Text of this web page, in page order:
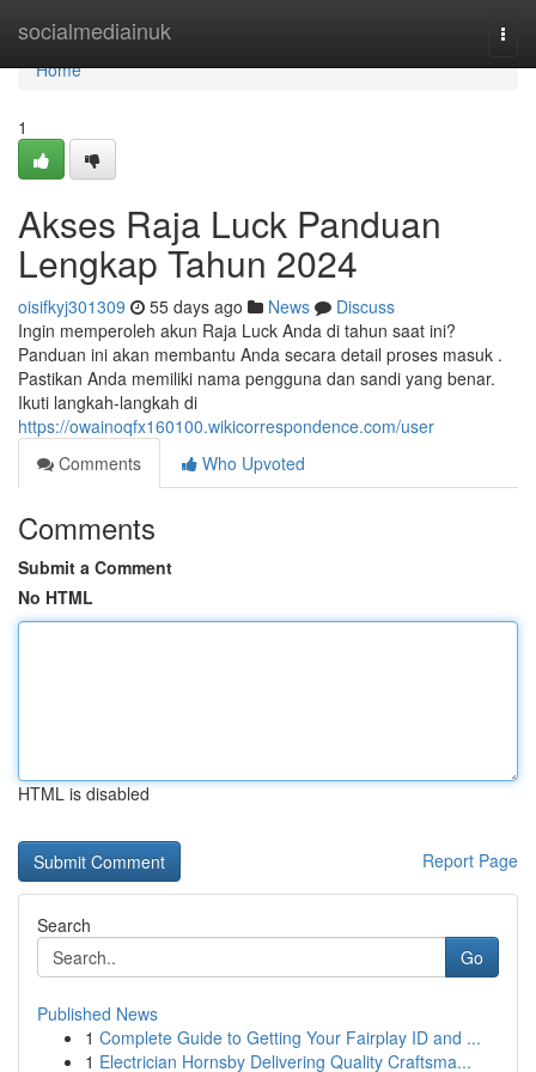
socialmediainuk
Home
Home
1
Akses Raja Luck Panduan
Lengkap Tahun 2024
oisifkyj301309 55 days ago News
Discuss
Ingin memperoleh akun Raja Luck Anda di tahun saat ini?
Panduan ini akan membantu Anda secara detail proses masuk .
Pastikan Anda memiliki nama pengguna dan sandi yang benar.
Ikuti langkah-langkah di
https://owainoqfx160100.wikicorrespondence.com/user
Comments
Who Upvoted
Comments
Submit a Comment
No HTML
HTML is disabled
Report Page
Search
Go
Published News
1 Complete Guide to Getting Your Fairplay ID and ...
1 Electrician Hornsby Delivering Quality Craftsma...